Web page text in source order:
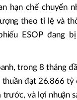
hạn chế chuyển
theo tỉ lệ và
ESOP đang
trong 8 tháng
thuần đạt 26.866 tỷ
trước, và lợi nhuận